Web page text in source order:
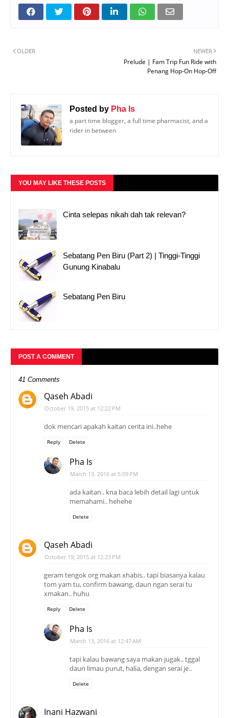
NEWER
Prelude | Fam Trip Fun Ride with
Penang Hop-On Hop-Off
OLDER
Posted by Pha Is
a part time blogger, a full time pharmacist, and a
rider in between
YOU MAY LIKE THESE POSTS
Cinta selepas nikah dah tak relevan?
Sebatang Pen Biru (Part 2) | Tinggi-Tinggi
Gunung Kinabalu
Sebatang Pen Biru
POST A COMMENT
41 Comments
Qaseh Abadi
October 19, 2015 at 12:22 PM
dok mencari apakah kaitan cerita ini..hehe
Reply Delete
Pha Is
March 13, 2016 at 5:09 PM
ada kaitan.. kna baca lebih detail lagi untuk
memahami.. hehehe
Delete
Qaseh Abadi
October 19, 2015 at 12:23 PM
geram tengok org makan xhabis.. tapi biasanya kalau
tom yam tu, confirm bawang, daun ngan serai tu
xmakan.. huhu
Reply Delete
Pha Is
March 13, 2016 at 12:47 AM
tapi kalau bawang saya makan jugak.. tggal
daun limau purut, halia, dengan serai je..
Delete
Inani Hazwani